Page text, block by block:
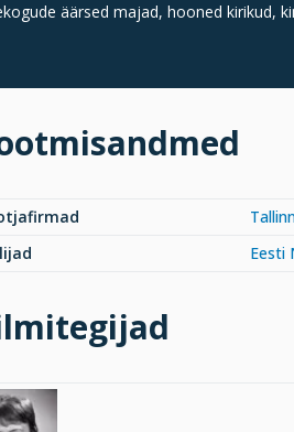
äärsed majad, hooned kirikud,
Eesti